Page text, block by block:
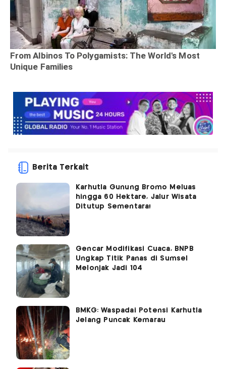
Berita Terkait
Karhutla Gunung Bromo Meluas
hingga 60 Hektare, Jalur Wisata
Ditutup Sementara!
Gencar Modifikasi Cuaca, BNPB
Ungkap Titik Panas di Sumsel
Melonjak Jadi 104
BMKG: Waspadai Potensi Karhutla
Jelang Puncak Kemarau